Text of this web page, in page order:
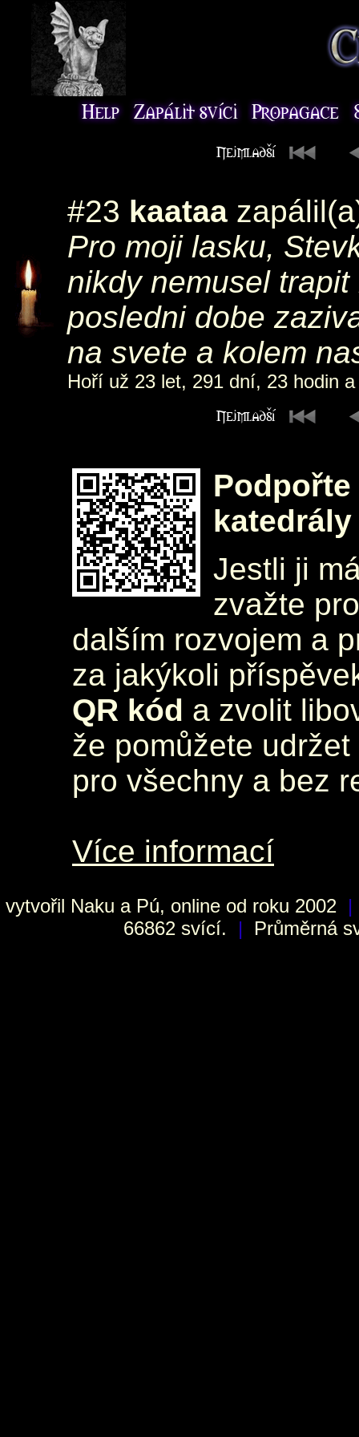
#23 kaataa
Pro moji lasku,
nikdy nemusel
posledni dobe
na svete a kolem
Hoří už 23 let, 291 dní, 23 hodin
katedrály
Jestli ji
zvažte
dalším rozvojem a
za jakýkoli
QR kód a zvolit
že pomůžete
pro všechny a bez
Více informací
vytvořil Naku a Pú, online od roku 2002 |
66862 svící.
| Průměrná